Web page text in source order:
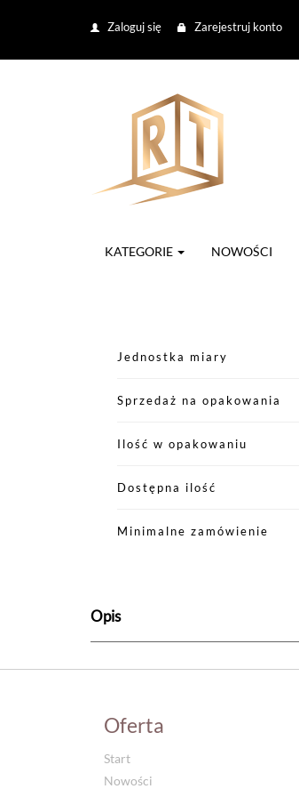
Zaloguj się Zarejestruj konto
KATEGORIE NOWOŚCI
Jednostka miary
Sprzedaż na opakowania
Ilość w opakowaniu
Dostępna ilość
Minimalne zamówienie
Opis
Oferta
Start
Nowości